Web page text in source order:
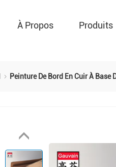
À Propos Produits
Peinture De Bord En Cuir À